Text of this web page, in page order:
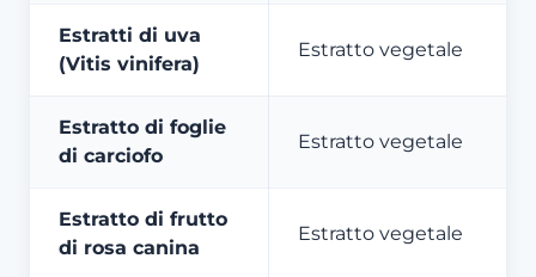
Estratti di uva
(Vitis vinifera)
Estratto vegetale
Estratto di foglie
di carciofo
Estratto vegetale
Estratto di frutto
di rosa canina
Estratto vegetale